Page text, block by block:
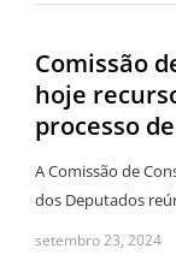
Comissão
hoje
processo
A Comissão de
dos Deputados
setembro 23, 2024